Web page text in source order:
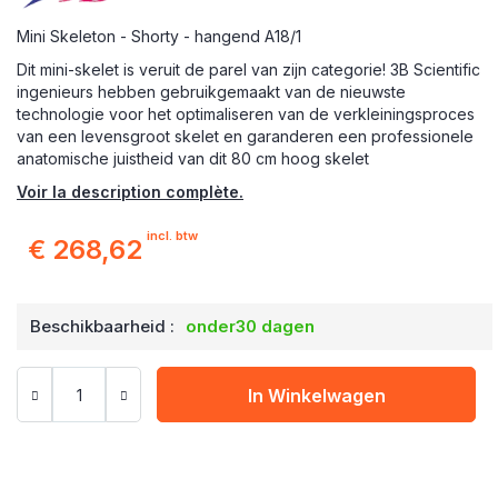
Mini Skeleton - Shorty - hangend A18/1
Dit mini-skelet is veruit de parel van zijn categorie! 3B Scientific
ingenieurs hebben gebruikgemaakt van de nieuwste
technologie voor het optimaliseren van de verkleiningsproces
van een levensgroot skelet en garanderen een professionele
anatomische juistheid van dit 80 cm hoog skelet
Voir la description complète.
€ 268,62 incl. btw
Beschikbaarheid : onder30 dagen
In Winkelwagen